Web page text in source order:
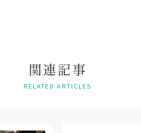
関連記事
RELATED ARTICLES